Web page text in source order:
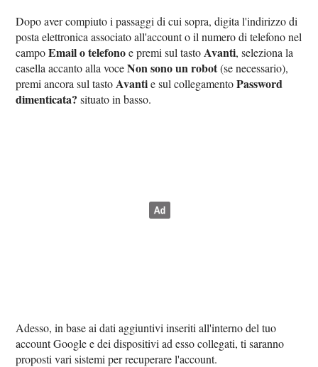
Dopo aver compiuto i passaggi di cui sopra, digita l'indirizzo di
posta elettronica associato all'account o il numero di telefono nel
campoEmail o telefonoe premi sul tasto Avanti, seleziona la
casella accanto alla voceNon sono un robot(se necessario),
premi ancora sul tasto Avantie sul collegamentoPassword
dimenticata? situato in basso.
Adesso, in base ai dati aggiuntivi inseriti all'interno del tuo
account Google e dei dispositivi ad esso collegati, ti saranno
proposti vari sistemi per recuperare l'account.